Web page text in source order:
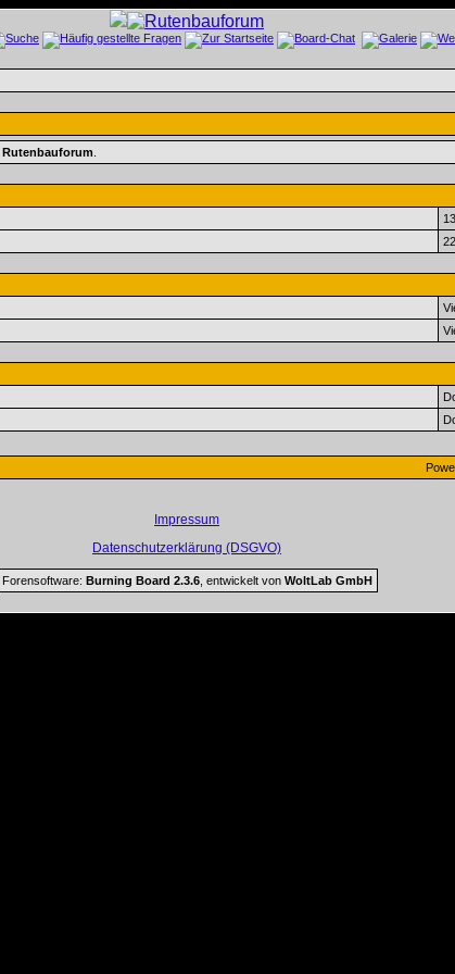
Rutenbauforum
Impressum
Datenschutzerklärung (DSGVO)
Forensoftware: Burning Board 2.3.6, entwickelt von WoltLab GmbH